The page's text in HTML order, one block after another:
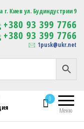
Изготовление
сувенирной продукции
с логотипом
г. Киев ул. Будиндустрии 9
+380 93 399 7766
+380 93 399 7766
1pusk@ukr.net
Меню
0